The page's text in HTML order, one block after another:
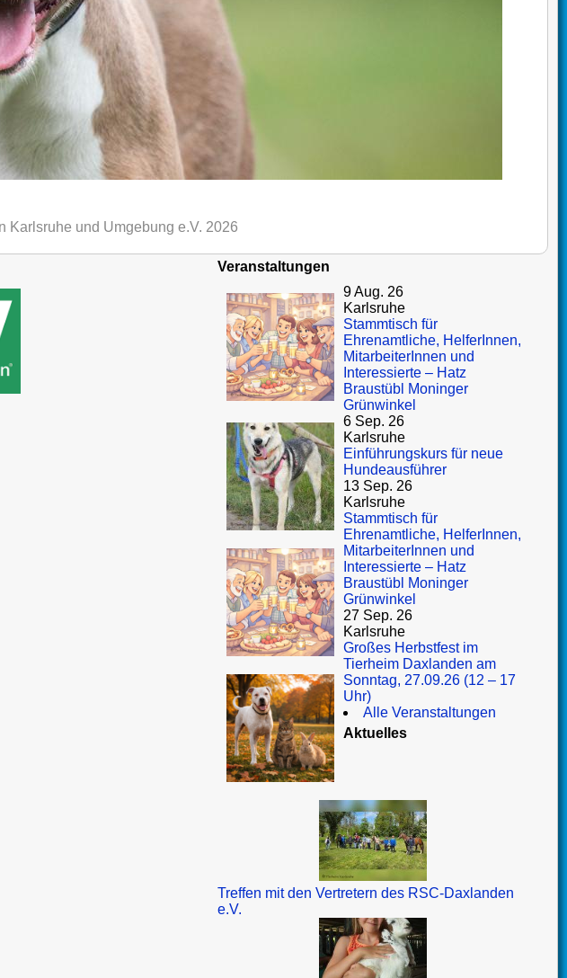
Karlsruhe und Umgebung e.V. 2026
Veranstaltungen
9 Aug. 26
Karlsruhe
Stammtisch für
Ehrenamtliche, HelferInnen,
MitarbeiterInnen und
Interessierte – Hatz
Braustübl Moninger
Grünwinkel
6 Sep. 26
Karlsruhe
Einführungskurs für neue
Hundeausführer
13 Sep. 26
Karlsruhe
Stammtisch für
Ehrenamtliche, HelferInnen,
MitarbeiterInnen und
Interessierte – Hatz
Braustübl Moninger
Grünwinkel
27 Sep. 26
Karlsruhe
Großes Herbstfest im
Tierheim Daxlanden am
Sonntag, 27.09.26 (12 – 17
Uhr)
Alle Veranstaltungen
Aktuelles
Treffen mit den Vertretern des RSC-Daxlanden
e.V.